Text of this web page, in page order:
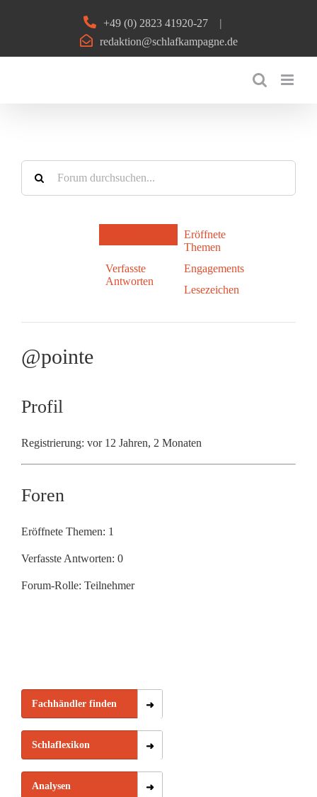
+49 (0) 2823 41920-27
|
redaktion@schlafkampagne.de
Eröffnete
Themen
Verfasste
Antworten
Engagements
Lesezeichen
@pointe
Profil
Registrierung: vor 12 Jahren, 2 Monaten
Foren
Eröffnete Themen: 1
Verfasste Antworten: 0
Forum-Rolle: Teilnehmer
Fachhändler finden
Schlaflexikon
Analysen